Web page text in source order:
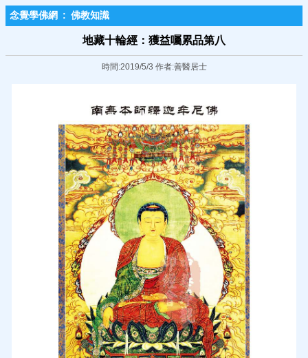
念覺學佛網 : 佛教知識
地藏十輪經：獲益囑累品第八
時間:2019/5/3 作者:善醫居士